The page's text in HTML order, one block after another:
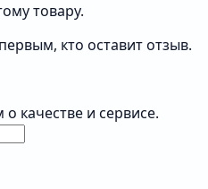
товару.
кто оставит отзыв.
качестве и сервисе.